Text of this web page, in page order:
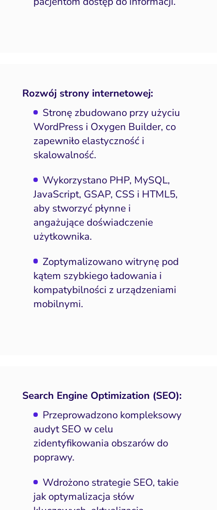
Rozwój strony internetowej:
Stronę zbudowano przy użyciu
WordPress i Oxygen Builder, co
zapewniło elastyczność i
skalowalność.
Wykorzystano PHP, MySQL,
JavaScript, GSAP, CSS i HTML5,
aby stworzyć płynne i
angażujące doświadczenie
użytkownika.
Zoptymalizowano witrynę pod
kątem szybkiego ładowania i
kompatybilności z urządzeniami
mobilnymi.
Search Engine Optimization (SEO):
Przeprowadzono kompleksowy
audyt SEO w celu
zidentyfikowania obszarów do
poprawy.
Wdrożono strategie SEO, takie
jak optymalizacja słów